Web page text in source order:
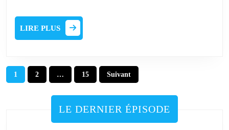
LIRE PLUS
PLUS
Pagination
des
publications
1 2 … 15 Suivant
LE DERNIER ÉPISODE